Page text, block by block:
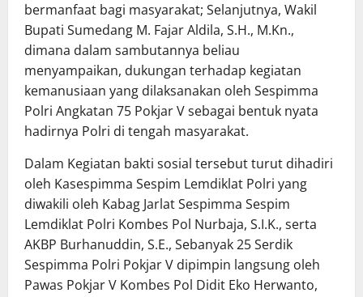
bermanfaat bagi masyarakat; Selanjutnya, Wakil
Bupati Sumedang M. Fajar Aldila, S.H., M.Kn.,
dimana dalam sambutannya beliau
menyampaikan, dukungan terhadap kegiatan
kemanusiaan yang dilaksanakan oleh Sespimma
Polri Angkatan 75 Pokjar V sebagai bentuk nyata
hadirnya Polri di tengah masyarakat.
Dalam Kegiatan bakti sosial tersebut turut dihadiri
oleh Kasespimma Sespim Lemdiklat Polri yang
diwakili oleh Kabag Jarlat Sespimma Sespim
Lemdiklat Polri Kombes Pol Nurbaja, S.I.K., serta
AKBP Burhanuddin, S.E., Sebanyak 25 Serdik
Sespimma Polri Pokjar V dipimpin langsung oleh
Pawas Pokjar V Kombes Pol Didit Eko Herwanto,